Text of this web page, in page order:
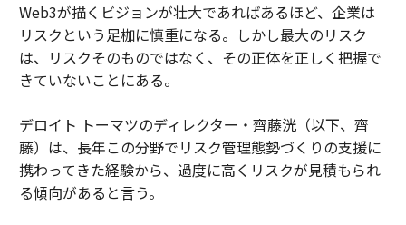
Web3が描くビジョンが壮大であればあるほど、企業は
リスクという足枷に慎重になる。しかし最大のリスク
は、リスクそのものではなく、その正体を正しく把握で
きていないことにある。
デロイト トーマツのディレクター・齊藤洸（以下、齊
藤）は、長年この分野でリスク管理態勢づくりの支援に
携わってきた経験から、過度に高くリスクが見積もられ
る傾向があると言う。